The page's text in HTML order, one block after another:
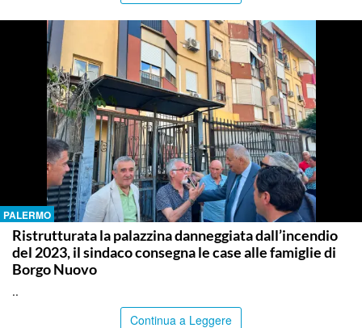
PALERMO
Ristrutturata la palazzina danneggiata dall’incendio
del 2023, il sindaco consegna le case alle famiglie di
Borgo Nuovo
..
Continua a Leggere